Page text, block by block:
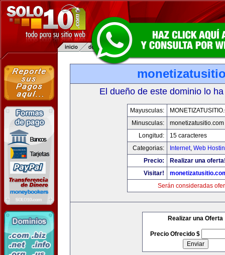
El dueño de este dominio lo
Mayusculas:
Minusculas:
monetizatusitio.com
Longitud:
15 caracteres
Categorias:
Internet, Web
Precio:
Realizar una
Visitar!
Serán consideradas
Realizar una Oferta
Precio Ofrecido $